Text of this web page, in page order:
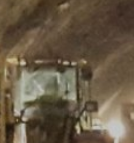
prevádzkovateľovi webovej stránky
v rámci Google Analytics nebude
Prehliadačový plugin
Ukladaniu cookies do pamäte môžete
prípade sa môže stať, že nebudete
údajov, ktoré sa vytvárajú
ako aj zabrániť spracovaniu týchto
k dispozícii pod nasledujúcim
https://tools.google.com/dlpage/
Námietka proti evidencii údajov
Kliknutím na nasledujúci hypertextový
Cookie, ktorý zabráni evidovaniu
Správa